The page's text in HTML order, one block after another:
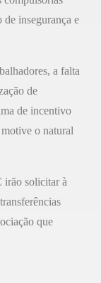
de insegurança e
a falta
de
de incentivo
o natural
irão solicitar à
que